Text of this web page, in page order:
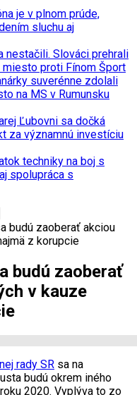
je v plnom prúde,
sluchu aj
nestačili. Slováci prehrali
miesto proti Fínom Šport
suverénne zdolali
na MS v Rumunsku
Ľubovni sa dočká
za významnú investíciu
techniky na boj s
spolupráca s
budú zaoberať akciou
z korupcie
budú zaoberať
v kauze
rady SR sa na
budú okrem iného
2020. Vyplýva to zo